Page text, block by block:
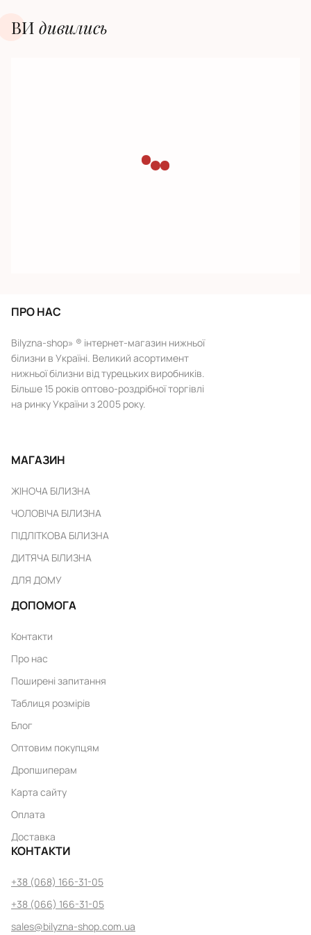
ВИ дивилиcь
ПРО НАС
Bilyzna-shop» ® інтернет-магазин нижньої
білизни в Україні. Великий асортимент
нижньої білизни від турецьких виробників.
Більше 15 років оптово-роздрібної торгівлі
на ринку України з 2005 року.
МАГАЗИН
ЖІНОЧА БІЛИЗНА
ЧОЛОВІЧА БІЛИЗНА
ПІДЛІТКОВА БІЛИЗНА
ДИТЯЧА БІЛИЗНА
ДЛЯ ДОМУ
ДОПОМОГА
Контакти
Про нас
Поширені запитання
Таблиця розмірів
Блог
Оптовим покупцям
Дропшиперам
Карта сайту
Оплата
Доставка
КОНТАКТИ
+38 (068) 166-31-05
+38 (066) 166-31-05
sales@bilyzna-shop.com.ua